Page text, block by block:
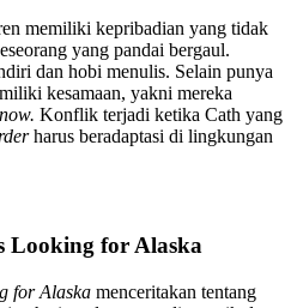
memiliki kepribadian yang tidak
yang pandai bergaul.
dan hobi menulis. Selain punya
kesamaan, yakni mereka
Konflik terjadi ketika Cath yang
harus beradaptasi di lingkungan
Looking for Alaska
for Alaska menceritakan tentang